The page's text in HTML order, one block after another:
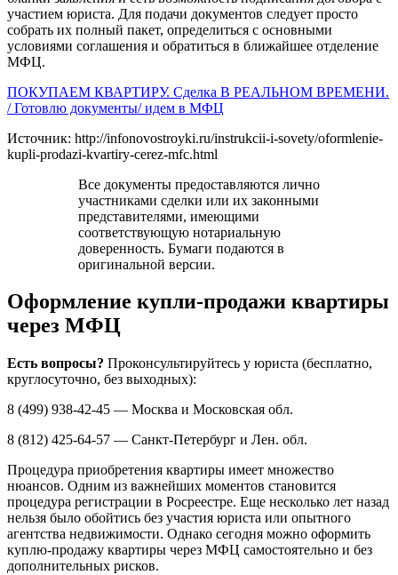
участием юриста. Для подачи документов следует просто
собрать их полный пакет, определиться с основными
условиями соглашения и обратиться в ближайшее отделение
МФЦ.
ПОКУПАЕМ КВАРТИРУ. Сделка В РЕАЛЬНОМ ВРЕМЕНИ.
/ Готовлю документы/ идем в МФЦ
Источник: http://infonovostroyki.ru/instrukcii-i-sovety/oformlenie-
kupli-prodazi-kvartiry-cerez-mfc.html
Все документы предоставляются лично
участниками сделки или их законными
представителями, имеющими
соответствующую нотариальную
доверенность. Бумаги подаются в
оригинальной версии.
Оформление купли-продажи квартиры
через МФЦ
Есть вопросы? Проконсультируйтесь у юриста (бесплатно,
круглосуточно, без выходных):
8 (499) 938-42-45 — Москва и Московская обл.
8 (812) 425-64-57 — Санкт-Петербург и Лен. обл.
Процедура приобретения квартиры имеет множество
нюансов. Одним из важнейших моментов становится
процедура регистрации в Росреестре. Еще несколько лет назад
нельзя было обойтись без участия юриста или опытного
агентства недвижимости. Однако сегодня можно оформить
куплю-продажу квартиры через МФЦ самостоятельно и без
дополнительных рисков.